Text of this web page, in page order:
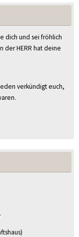
dich und sei fröhlich
der HERR hat deine
verkündigt euch,